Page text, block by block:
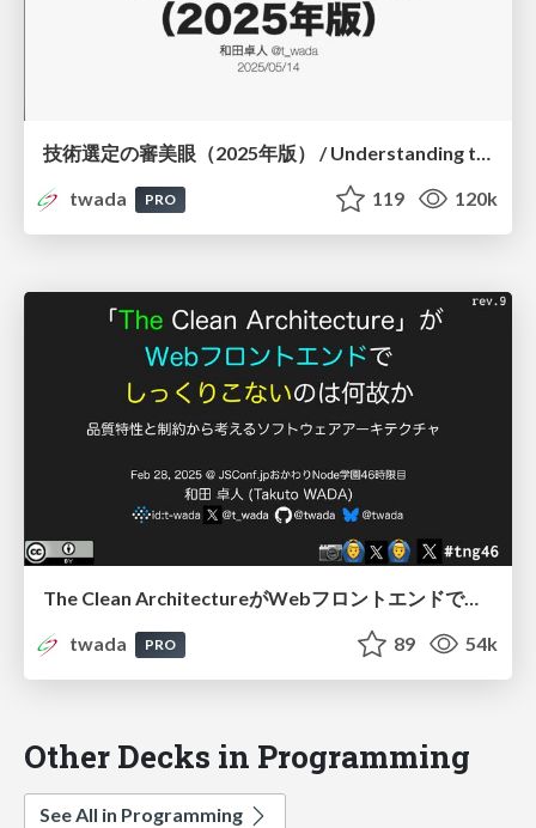
技術選定の審美眼（2025年版） / Understanding the Spiral of Technologies 2025 edition
twada
PRO 119 120k
The Clean ArchitectureがWebフロントエンドでしっくりこないのは何故か / Why The Clean Architecture does not fit with Web Frontend
twada
PRO 89 54k
Other Decks in Programming
See All in Programming